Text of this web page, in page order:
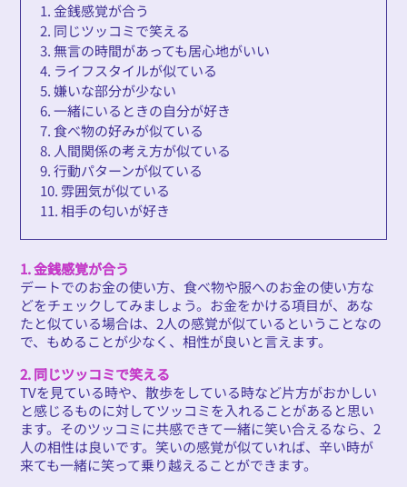
1. 金銭感覚が合う
2. 同じツッコミで笑える
3. 無言の時間があっても居心地がいい
4. ライフスタイルが似ている
5. 嫌いな部分が少ない
6. 一緒にいるときの自分が好き
7. 食べ物の好みが似ている
8. 人間関係の考え方が似ている
9. 行動パターンが似ている
10. 雰囲気が似ている
11. 相手の匂いが好き
1. 金銭感覚が合う
デートでのお金の使い方、食べ物や服へのお金の使い方な
どをチェックしてみましょう。お金をかける項目が、あな
たと似ている場合は、2人の感覚が似ているということなの
で、もめることが少なく、相性が良いと言えます。
2. 同じツッコミで笑える
TVを見ている時や、散歩をしている時など片方がおかしい
と感じるものに対してツッコミを入れることがあると思い
ます。そのツッコミに共感できて一緒に笑い合えるなら、2
人の相性は良いです。笑いの感覚が似ていれば、辛い時が
来ても一緒に笑って乗り越えることができます。